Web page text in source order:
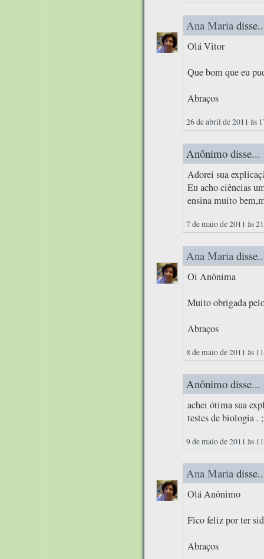
Ana Maria
Olá Vitor
Que bom que eu
Abraços
26 de abril de 2011 às
Anônimo disse...
Adorei sua
Eu acho ciências
ensina muito
7 de maio de 2011 às
Ana Maria
Oi Anônima
Muito obrigada
Abraços
8 de maio de 2011 às
Anônimo disse...
achei ótima sua
testes de biologia .
9 de maio de 2011 às
Ana Maria
Olá Anônimo
Fico feliz por ter
Abraços